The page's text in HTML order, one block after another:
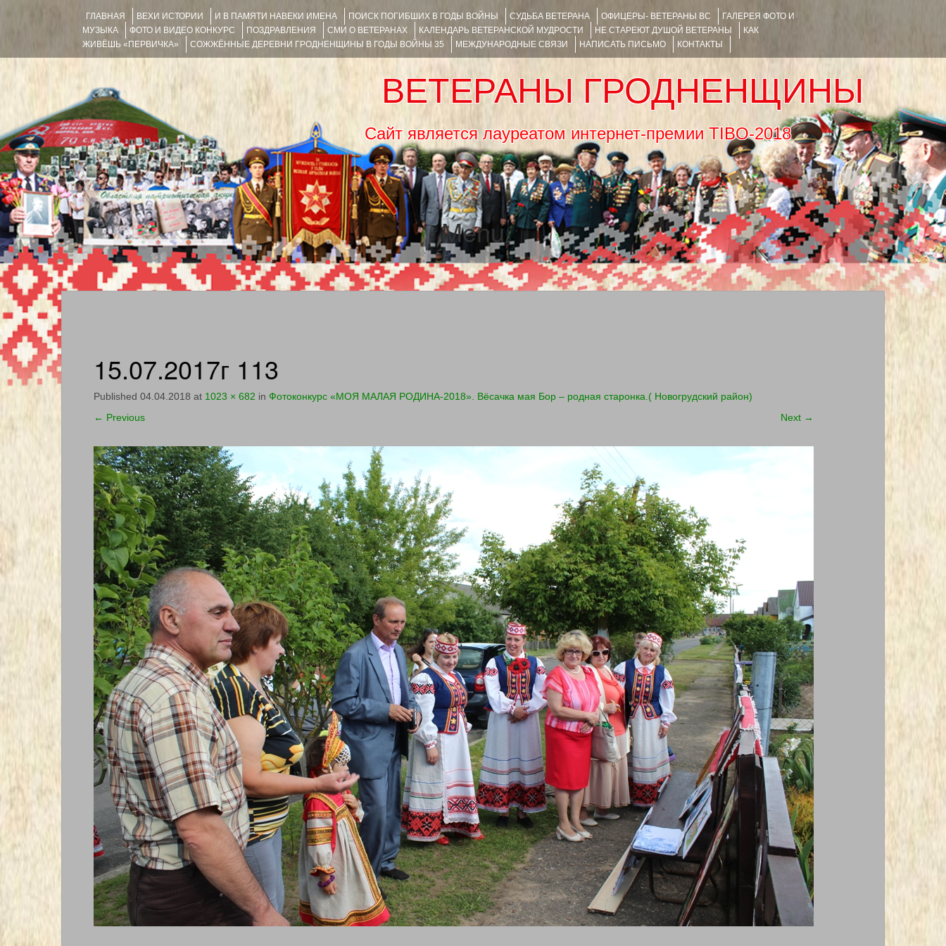
ГЛАВНАЯ ВЕХИ ИСТОРИИ И В ПАМЯТИ НАВЕКИ ИМЕНА ПОИСК ПОГИБШИХ В ГОДЫ ВОЙНЫ СУДЬБА ВЕТЕРАНА ОФИЦЕРЫ- ВЕТЕРАНЫ ВС
ГАЛЕРЕЯ ФОТО И
МУЗЫКА
ФОТО И ВИДЕО КОНКУРС ПОЗДРАВЛЕНИЯ СМИ О ВЕТЕРАНАХ КАЛЕНДАРЬ ВЕТЕРАНСКОЙ МУДРОСТИ НЕ СТАРЕЮТ ДУШОЙ ВЕТЕРАНЫ
КАК
ЖИВЁШЬ «ПЕРВИЧКА»
СОЖЖЁННЫЕ ДЕРЕВНИ ГРОДНЕНЩИНЫ В ГОДЫ ВОЙНЫ 35 МЕЖДУНАРОДНЫЕ СВЯЗИ НАПИСАТЬ ПИСЬМО КОНТАКТЫ
ВЕТЕРАНЫ ГРОДНЕНЩИНЫ
Сайт является лауреатом интернет-премии TIBO-2018
Menu
SKIP TO CONTENT
15.07.2017г 113
Published 04.04.2018 at 1023 × 682 in Фотоконкурс «МОЯ МАЛАЯ РОДИНА-2018». Вёсачка мая Бор – родная старонка.( Новогрудский район)
← Previous Next →